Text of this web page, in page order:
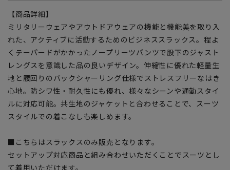
【商品詳細】
ミリタリーウェアやアウトドアウェアの機能と機能美を取り入
れた、アクティブに活動するためのビジネススラックス。程よ
くテーパードがかかったノープリーツパンツで股下のジャスト
レングスを意識した品の良いデザイン。伸縮性に優れた軽量生
地と腰回りのバックシャーリング仕様でストレスフリーなはき
心地。防シワ性・耐久性にも優れ、様々なシーンや通勤スタイ
ルに対応可能。共生地のジャケットと合わせることで、スーツ
スタイルでの着こなしも楽しめます。
■こちらはスラックスのみ販売となります。
セットアップ対応商品と組み合わせいただくことでスーツとし
て着用いただけます。